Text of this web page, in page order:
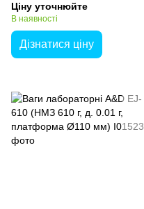
1/2/5 г, платформа 133x170 мм)
Ціну уточнюйте
В наявності
Дізнатися ціну